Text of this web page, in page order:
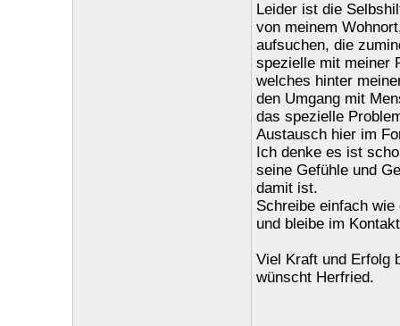
Leider ist die
von meinem
aufsuchen, die
spezielle mit meiner
welches hinter
den Umgang mit
das spezielle
Austausch hier im
Ich denke es ist
seine Gefühle und
damit ist.
Schreibe einfach
und bleibe im
Viel Kraft und Erfolg
wünscht Herfried.